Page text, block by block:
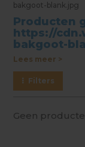
bakgoot-blank.jpg
Producten
https://
bakgoot-
Lees meer >
Filters
Geen